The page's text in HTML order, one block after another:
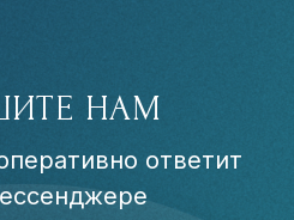
НАМ
ответит